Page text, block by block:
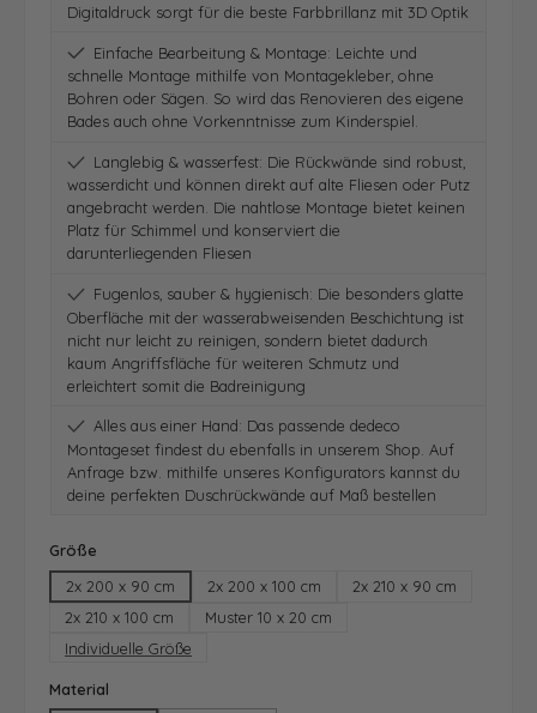
Digitaldruck sorgt für die beste Farbbrillanz mit 3D Optik
Einfache Bearbeitung & Montage: Leichte und
schnelle Montage mithilfe von Montagekleber, ohne
Bohren oder Sägen. So wird das Renovieren des eigene
Bades auch ohne Vorkenntnisse zum Kinderspiel.
Langlebig & wasserfest: Die Rückwände sind robust,
wasserdicht und können direkt auf alte Fliesen oder Putz
angebracht werden. Die nahtlose Montage bietet keinen
Platz für Schimmel und konserviert die
darunterliegenden Fliesen
Fugenlos, sauber & hygienisch: Die besonders glatte
Oberfläche mit der wasserabweisenden Beschichtung ist
nicht nur leicht zu reinigen, sondern bietet dadurch
kaum Angriffsfläche für weiteren Schmutz und
erleichtert somit die Badreinigung
Alles aus einer Hand: Das passende dedeco
Montageset findest du ebenfalls in unserem Shop. Auf
Anfrage bzw. mithilfe unseres Konfigurators kannst du
deine perfekten Duschrückwände auf Maß bestellen
Größe
2x 200 x 90 cm
2x 200 x 100 cm
2x 210 x 90 cm
2x 210 x 100 cm
Muster 10 x 20 cm
Individuelle Größe
Material